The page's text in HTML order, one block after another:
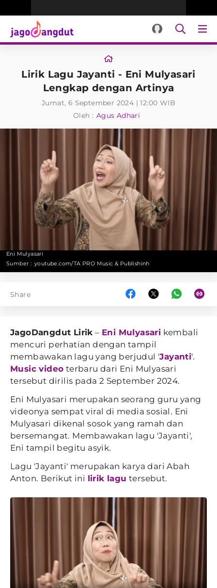
Lirik Lagu Jayanti - Eni Mulyasari
Lengkap dengan Artinya
Jumat, 6 September 2024 | 12:00 WIB
Oleh : Agus Adhari
Eni Mulyasari
Sumber : youtube.com/TA PRO Music & Publishinh
Share
JagoDangdut Lirik – Eni Mulyasari kembali
mencuri perhatian dengan tampil
membawakan lagu yang berjudul 'Jayanti'.
Music video terbaru dari Eni Mulyasari
tersebut dirilis pada 2 September 2024.
Eni Mulyasari merupakan seorang guru yang
videonya sempat viral di media sosial. Eni
Mulyasari dikenal sosok yang ramah dan
bersemangat. Membawakan lagu 'Jayanti',
Eni tampil begitu asyik.
Lagu 'Jayanti' merupakan karya dari Abah
Anton. Berikut ini lirik lagu tersebut.